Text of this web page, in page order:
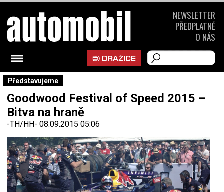
Představujeme
Goodwood Festival of Speed 2015 –
Bitva na hraně
-TH/HH- 08.09.2015 05:06
NEWSLETTER
PŘEDPLATNÉ
O NÁS